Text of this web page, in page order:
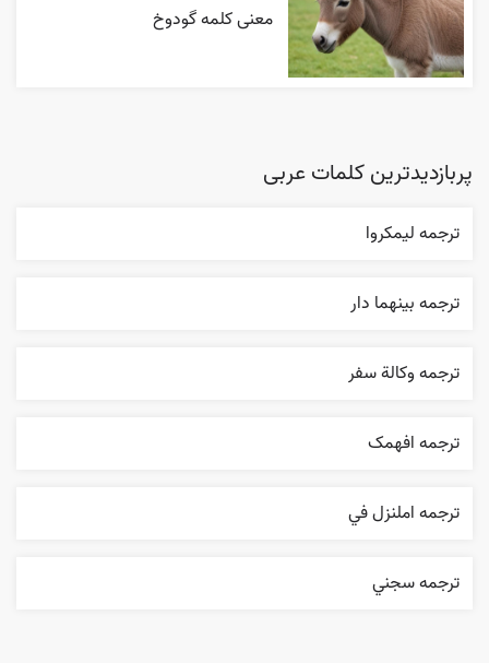
معنی کلمه گودوخ
پربازدیدترین کلمات عربی
ترجمه ليمکروا
ترجمه بينهما دار
ترجمه وکالة سفر
ترجمه افهمک
ترجمه املنزل في
ترجمه سجني